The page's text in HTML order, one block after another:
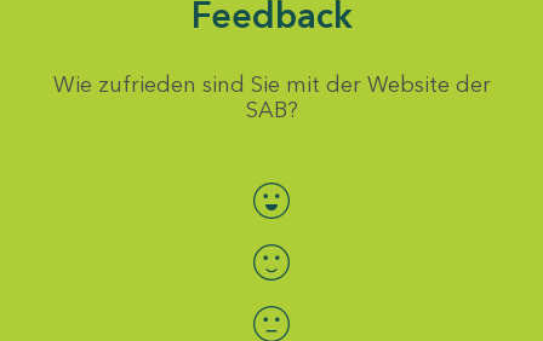
Feedback
Wie zufrieden sind Sie mit der Website der
SAB?
Bewertung auswählen